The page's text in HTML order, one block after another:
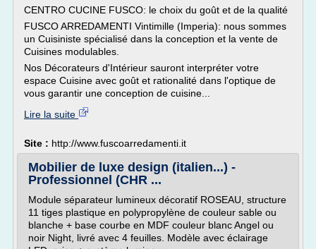
CENTRO CUCINE FUSCO: le choix du goût et de la qualité
FUSCO ARREDAMENTI Vintimille (Imperia): nous sommes
un Cuisiniste spécialisé dans la conception et la vente de
Cuisines modulables.
Nos Décorateurs d'Intérieur sauront interpréter votre
espace Cuisine avec goût et rationalité dans l'optique de
vous garantir une conception de cuisine...
Lire la suite
Site : http://www.fuscoarredamenti.it
Mobilier de luxe design (italien...) -
Professionnel (CHR ...
Module séparateur lumineux décoratif ROSEAU, structure
11 tiges plastique en polypropylène de couleur sable ou
blanche + base courbe en MDF couleur blanc Angel ou
noir Night, livré avec 4 feuilles. Modèle avec éclairage